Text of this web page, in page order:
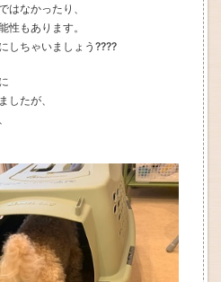
はなかったり、
性もあります。
しちゃいましょう????
したが、